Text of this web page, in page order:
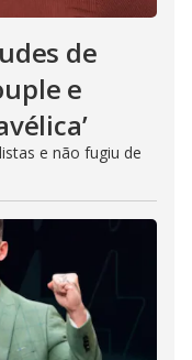
de
e
e não fugiu de